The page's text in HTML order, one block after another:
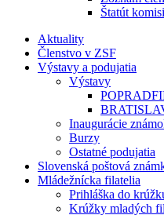
Štatút
Aktuality
Členstvo v ZSF
Výstavy a podujatia
Výstavy
Inaugurácie
Burzy
Ostatné podujatia
Slovenská poštová
Mládežnícka filatelia
Prihláška do
Krúžky mladých